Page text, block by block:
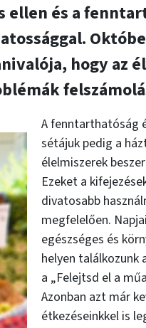
és a
hogy az
A fenntarthatóság
sétájuk pedig a
élelmiszerek
Ezeket a
divatosabb
megfelelően.
egészséges és
helyen találkozunk
a „Felejtsd el a
Azonban azt már
étkezéseinkkel is